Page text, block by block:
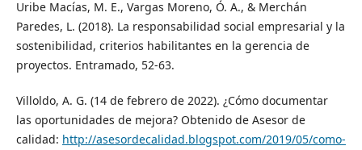
Uribe Macías, M. E., Vargas Moreno, Ó. A., & Merchán
Paredes, L. (2018). La responsabilidad social empresarial y la
sostenibilidad, criterios habilitantes en la gerencia de
proyectos. Entramado, 52-63.
Villoldo, A. G. (14 de febrero de 2022). ¿Cómo documentar
las oportunidades de mejora? Obtenido de Asesor de
calidad: http://asesordecalidad.blogspot.com/2019/05/como-